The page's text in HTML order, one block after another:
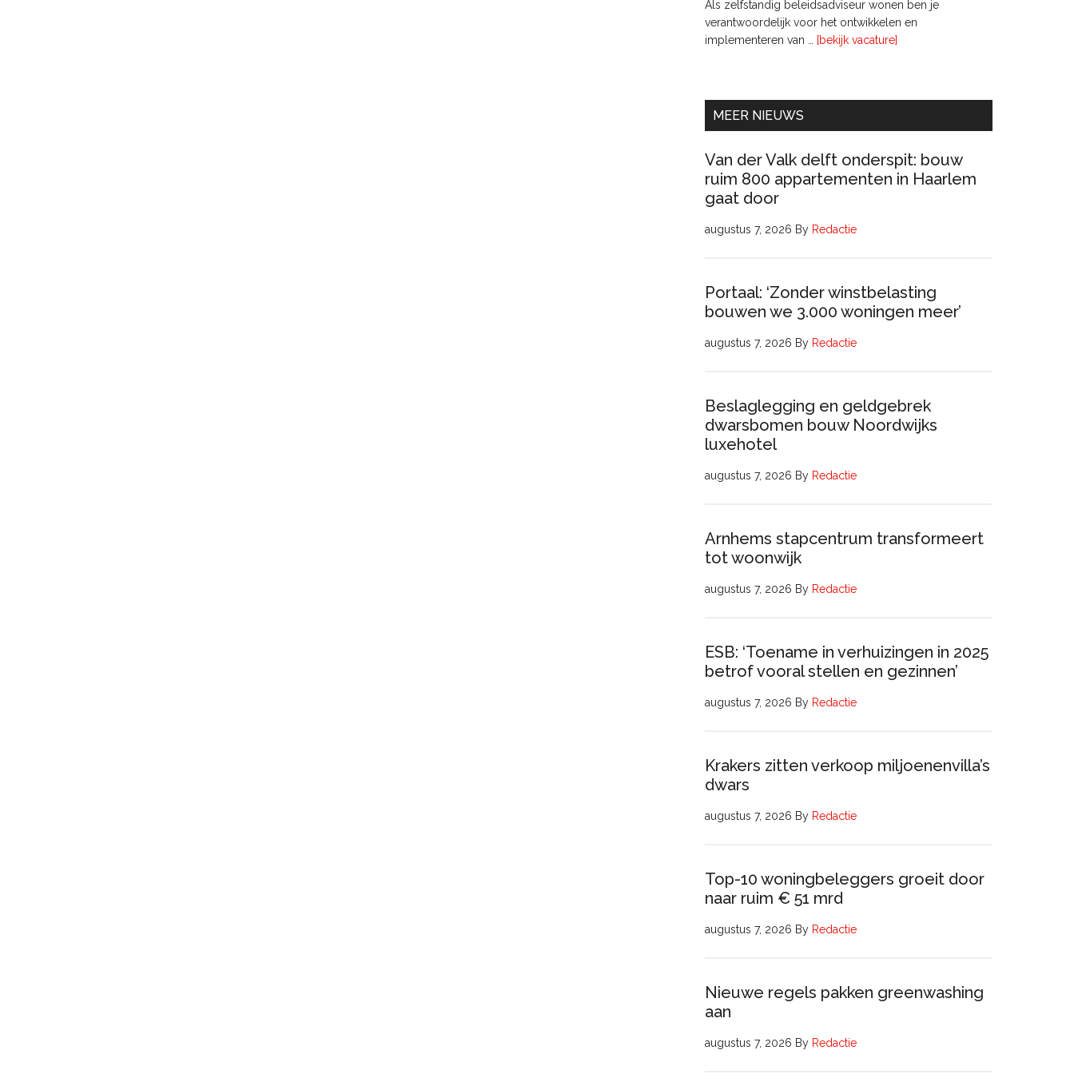
Als zelfstandig beleidsadviseur wonen ben je
verantwoordelijk voor het ontwikkelen en
implementeren van …
[bekijk vacature]
MEER NIEUWS
Van der Valk delft onderspit: bouw
ruim 800 appartementen in Haarlem
gaat door
augustus 7, 2026 By Redactie
Portaal: ‘Zonder winstbelasting
bouwen we 3.000 woningen meer’
augustus 7, 2026 By Redactie
Beslaglegging en geldgebrek
dwarsbomen bouw Noordwijks
luxehotel
augustus 7, 2026 By Redactie
Arnhems stapcentrum transformeert
tot woonwijk
augustus 7, 2026 By Redactie
ESB: ‘Toename in verhuizingen in 2025
betrof vooral stellen en gezinnen’
augustus 7, 2026 By Redactie
Krakers zitten verkoop miljoenenvilla’s
dwars
augustus 7, 2026 By Redactie
Top-10 woningbeleggers groeit door
naar ruim € 51 mrd
augustus 7, 2026 By Redactie
Nieuwe regels pakken greenwashing
aan
augustus 7, 2026 By Redactie